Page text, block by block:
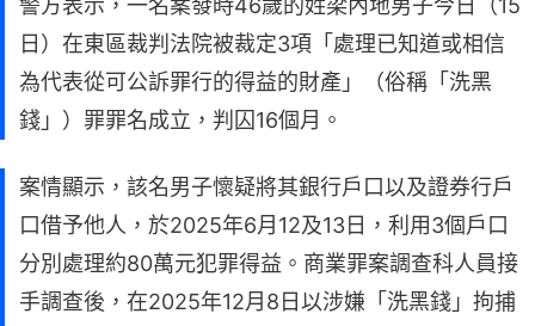
警方表示，一名案發時46歲的姓梁內地男子今日（15
日）在東區裁判法院被裁定3項「處理已知道或相信
為代表從可公訴罪行的得益的財產」（俗稱「洗黑
錢」）罪罪名成立，判囚16個月。
案情顯示，該名男子懷疑將其銀行戶口以及證券行戶
口借予他人，於2025年6月12及13日，利用3個戶口
分別處理約80萬元犯罪得益。商業罪案調查科人員接
手調查後，在2025年12月8日以涉嫌「洗黑錢」拘捕